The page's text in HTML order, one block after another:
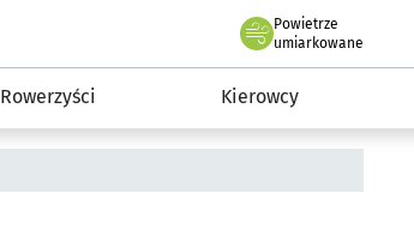
Powietrze
we Wrocławiu
umiarkowane
Rowerzyści Kierowcy